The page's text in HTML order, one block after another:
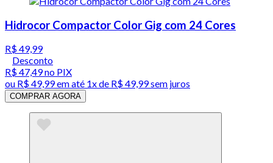
Hidrocor Compactor Color Gig com 24 Cores
R$ 49,99
Desconto
R$ 47,49no PIX
ou R$ 49,99em até 1x de R$ 49,99sem juros
COMPRAR AGORA